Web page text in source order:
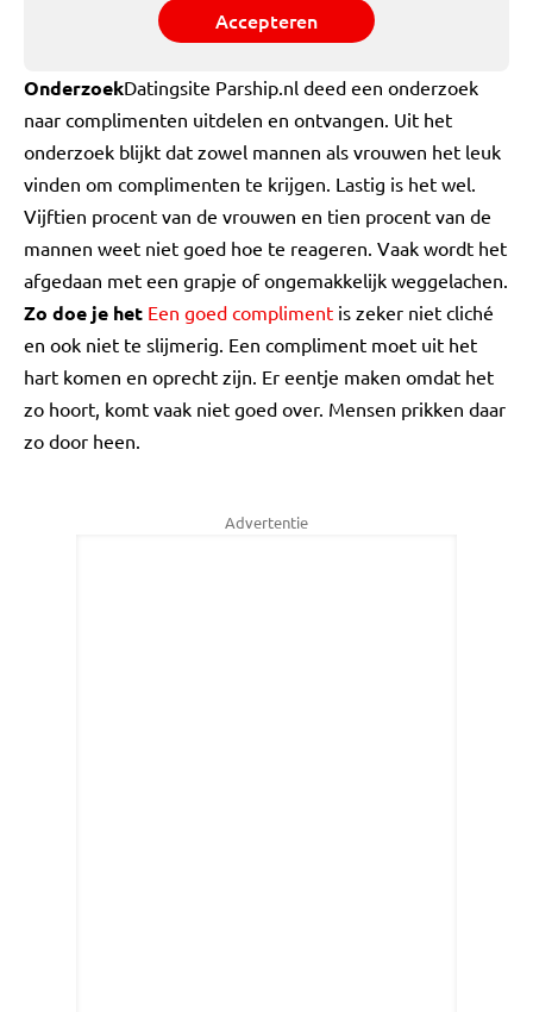
Accepteren
OnderzoekDatingsite Parship.nl deed een onderzoek
naar complimenten uitdelen en ontvangen. Uit het
onderzoek blijkt dat zowel mannen als vrouwen het leuk
vinden om complimenten te krijgen. Lastig is het wel.
Vijftien procent van de vrouwen en tien procent van de
mannen weet niet goed hoe te reageren. Vaak wordt het
afgedaan met een grapje of ongemakkelijk weggelachen.
Zo doe je het Een goed compliment is zeker niet cliché
en ook niet te slijmerig. Een compliment moet uit het
hart komen en oprecht zijn. Er eentje maken omdat het
zo hoort, komt vaak niet goed over. Mensen prikken daar
zo door heen.
Advertentie